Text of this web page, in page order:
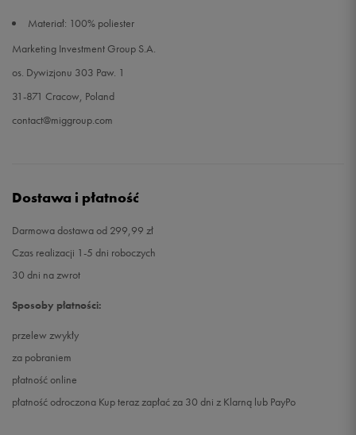
Materiał: 100% poliester
Marketing Investment Group S.A.
os. Dywizjonu 303 Paw. 1
31-871 Cracow, Poland
contact@miggroup.com
Dostawa i płatność
Darmowa dostawa od 299,99 zł
Czas realizacji 1-5 dni roboczych
30 dni na zwrot
Sposoby płatności:
przelew zwykły
za pobraniem
płatność online
płatność odroczona Kup teraz zapłać za 30 dni z Klarną lub PayPo